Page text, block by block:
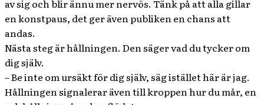
av sig och blir ännu mer nervös. Tänk på att alla gillar
en konstpaus, det ger även publiken en chans att
andas.
Nästa steg är hållningen. Den säger vad du tycker om
dig själv.
– Be inte om ursäkt för dig själv, säg istället här är jag.
Hållningen signalerar även till kroppen hur du mår, en